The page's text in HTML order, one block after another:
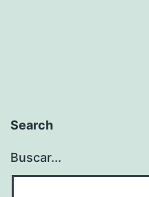
Search
Buscar...